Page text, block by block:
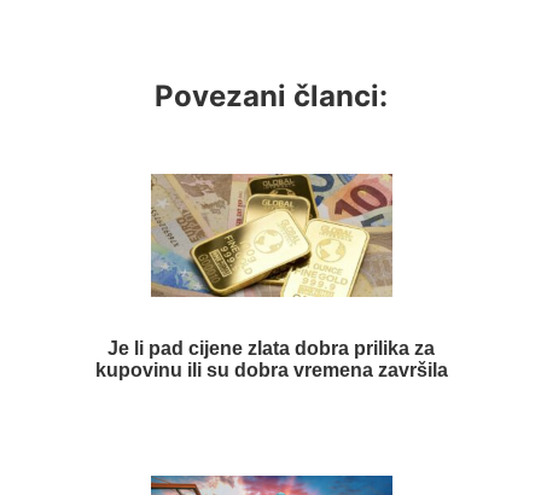
Povezani članci:
Je li pad cijene zlata dobra prilika za
kupovinu ili su dobra vremena završila